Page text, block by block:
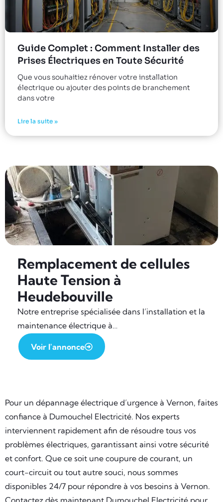
Guide Complet : Comment Installer des
Prises Électriques en Toute Sécurité
Que vous souhaitiez rénover votre installation
électrique ou ajouter des points de branchement
dans votre
Lire la suite »
Remplacement de cellules
Haute Tension à
Heudebouville
Notre entreprise spécialisée dans l’installation et la
maintenance électrique à…
Voir l'annonce
Pour un dépannage électrique d’urgence à Vernon, faites
confiance à Dumouchel Electricité. Nos experts
interviennent rapidement afin de résoudre tous vos
problèmes électriques, garantissant ainsi votre sécurité
et confort. Que ce soit une coupure de courant, un
court-circuit ou tout autre souci, nous sommes
disponibles 24/7 pour répondre à vos besoins à Vernon.
Contactez dès maintenant Dumouchel Electricité pour